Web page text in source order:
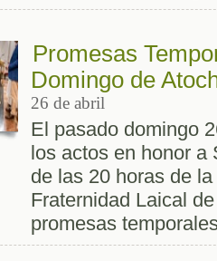
Promesas
Domingo de
26 de abril
El pasado domingo
los actos en honor a
de las 20 horas de
Fraternidad Laical
promesas